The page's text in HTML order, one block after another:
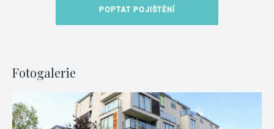
POPTAT POJIŠTĚNÍ
Fotogalerie